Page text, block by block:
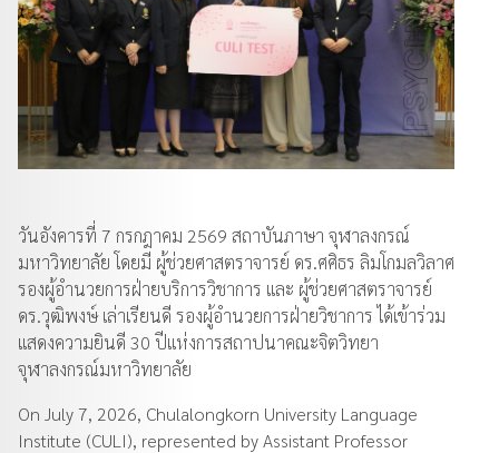
วันอังคารที่ 7 กรกฎาคม 2569 สถาบันภาษา จุฬาลงกรณ์
มหาวิทยาลัย โดยมี ผู้ช่วยศาสตราจารย์ ดร.ศศิธร ลิมโกมลวิลาศ
รองผู้อำนวยการฝ่ายบริการวิชาการ และ ผู้ช่วยศาสตราจารย์
ดร.วุฒิพงษ์ เล่าเรียนดี รองผู้อำนวยการฝ่ายวิชาการ ได้เข้าร่วม
แสดงความยินดี 30 ปีแห่งการสถาปนาคณะจิตวิทยา
จุฬาลงกรณ์มหาวิทยาลัย
On July 7, 2026, Chulalongkorn University Language
Institute (CULI), represented by Assistant Professor